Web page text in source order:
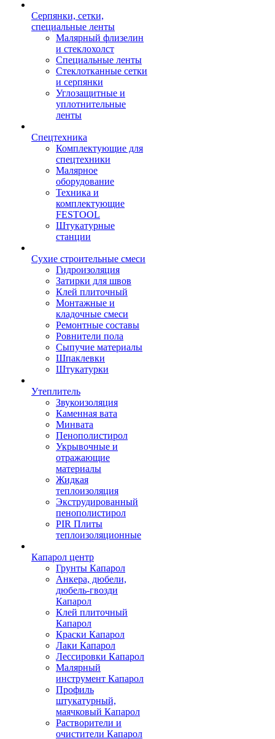
Серпянки, сетки,
специальные ленты
Малярный флизелин
и стеклохолст
Специальные ленты
Стеклотканные сетки
и серпянки
Углозащитные и
уплотнительные
ленты
Спецтехника
Комплектующие для
спецтехники
Малярное
оборудование
Техника и
комплектующие
FESTOOL
Штукатурные
станции
Сухие строительные смеси
Гидроизоляция
Затирки для швов
Клей плиточный
Монтажные и
кладочные смеси
Ремонтные составы
Ровнители пола
Сыпучие материалы
Шпаклевки
Штукатурки
Утеплитель
Звукоизоляция
Каменная вата
Минвата
Пенополистирол
Укрывочные и
отражающие
материалы
Жидкая
теплоизоляция
Экструдированный
пенополистирол
PIR Плиты
теплоизоляционные
Капарол центр
Грунты Капарол
Анкера, дюбели,
дюбель-гвозди
Капарол
Клей плиточный
Капарол
Краски Капарол
Лаки Капарол
Лессировки Капарол
Малярный
инструмент Капарол
Профиль
штукатурный,
маячковый Капарол
Растворители и
очистители Капарол